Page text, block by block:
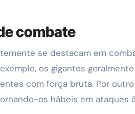
combate
se destacam em
os gigantes
com força bruta. Por
os hábeis em ataques